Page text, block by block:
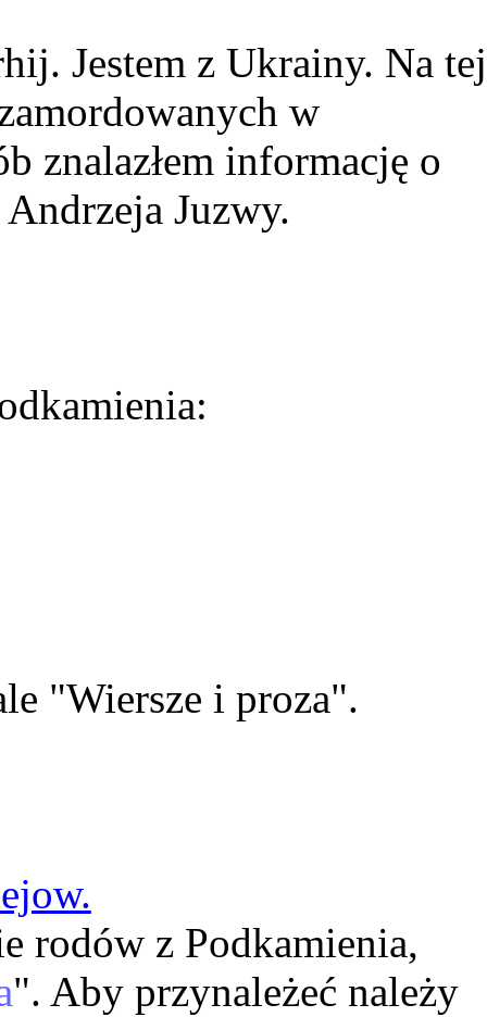
Jestem z Ukrainy. Na tej
w
znalazłem informację o
Juzwy.
"Wiersze i proza".
rodów z Podkamienia,
". Aby przynależeć należy